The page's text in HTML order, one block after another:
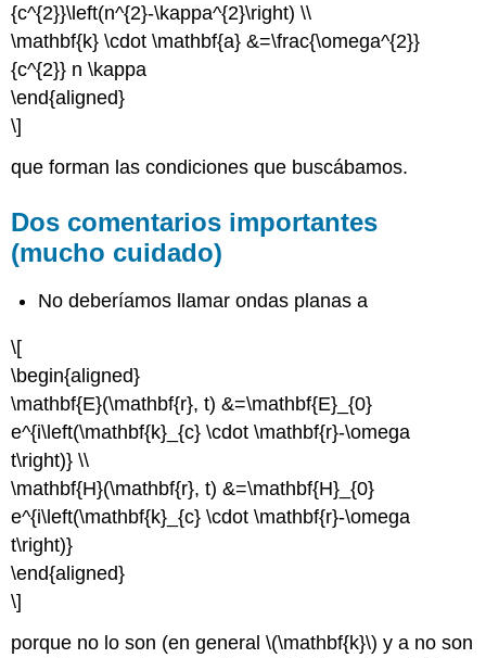
{c^{2}}\left(n^{2}-\kappa^{2}\right) \\
\mathbf{k} \cdot \mathbf{a} &=\frac{\omega^{2}}
{c^{2}} n \kappa
\end{aligned}
\]
que forman las condiciones que buscábamos.
Dos comentarios importantes
(mucho cuidado)
No deberíamos llamar ondas planas a
\[
\begin{aligned}
\mathbf{E}(\mathbf{r}, t) &=\mathbf{E}_{0}
e^{i\left(\mathbf{k}_{c} \cdot \mathbf{r}-\omega
t\right)} \\
\mathbf{H}(\mathbf{r}, t) &=\mathbf{H}_{0}
e^{i\left(\mathbf{k}_{c} \cdot \mathbf{r}-\omega
t\right)}
\end{aligned}
\]
porque no lo son (en general \(\mathbf{k}\) y a no son